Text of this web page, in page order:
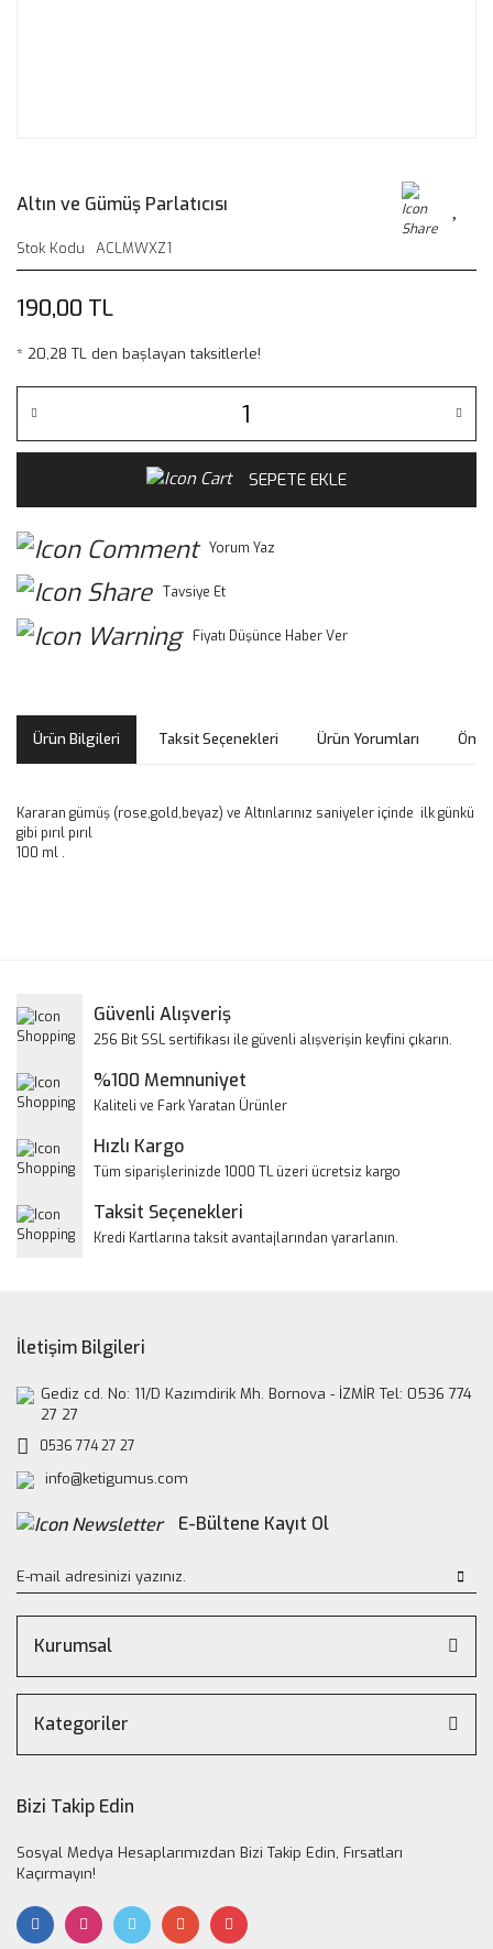
Altın ve Gümüş Parlatıcısı
Stok Kodu ACLMWXZ1
190,00 TL
* 20,28 TL den başlayan taksitlerle!
SEPETE EKLE
Yorum Yaz
Tavsiye Et
Fiyatı Düşünce Haber Ver
Ürün Bilgileri Taksit Seçenekleri Ürün Yorumları
Kararan gümüş (rose,gold,beyaz) ve Altınlarınız saniyeler içinde ilk günkü
gibi pırıl pırıl
100 ml .
Yorum Yaz
Ürün resmi kalitesiz, bozuk veya görüntülenemiyor.
Ürün bilgilerinde hatalar bulunuyor.
Bu ürüne benzer farklı alternatifler olmalı.
Güvenli Alışveriş
256 Bit SSL sertifikası ile güvenli alışverişin keyfini çıkarın.
%100 Memnuniyet
Kaliteli ve Fark Yaratan Ürünler
Hızlı Kargo
Tüm siparişlerinizde 1000 TL üzeri ücretsiz kargo
Taksit Seçenekleri
Kredi Kartlarına taksit avantajlarından yararlanın.
İletişim Bilgileri
Gediz cd. No: 11/D Kazımdirik Mh. Bornova - İZMİR Tel: 0536 774
27 27
0536 774 27 27
info@ketigumus.com
E-Bültene Kayıt Ol
Kurumsal
Kategoriler
Bizi Takip Edin
Sosyal Medya Hesaplarımızdan Bizi Takip Edin, Fırsatları
Kaçırmayın!